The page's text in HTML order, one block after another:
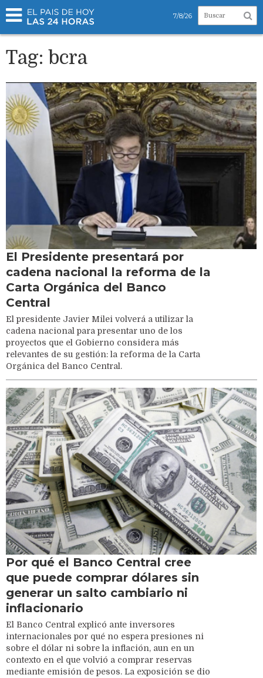
7/8/26
Tag: bcra
El Presidente presentará por
cadena nacional la reforma de la
Carta Orgánica del Banco
Central
El presidente Javier Milei volverá a utilizar la
cadena nacional para presentar uno de los
proyectos que el Gobierno considera más
relevantes de su gestión: la reforma de la Carta
Orgánica del Banco Central.
Por qué el Banco Central cree
que puede comprar dólares sin
generar un salto cambiario ni
inflacionario
El Banco Central explicó ante inversores
internacionales por qué no espera presiones ni
sobre el dólar ni sobre la inflación, aun en un
contexto en el que volvió a comprar reservas
mediante emisión de pesos. La exposición se dio